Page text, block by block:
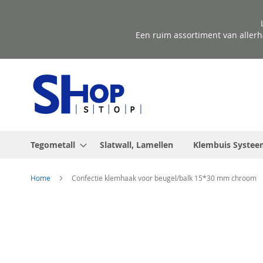
Een ruim assortiment van
Tegometall Slatwall, Lamellen Klembuis
Home Confectie klemhaak voor beugel/balk 15*30 mm chroom